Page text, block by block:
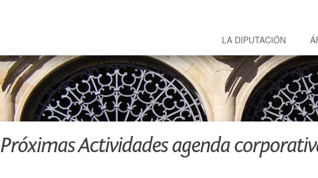
LA DIPUTACIÓN
Próximas Actividades agenda